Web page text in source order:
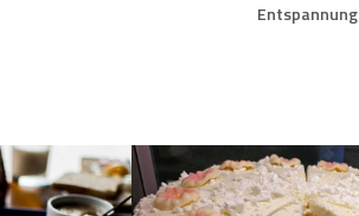
Entspannung